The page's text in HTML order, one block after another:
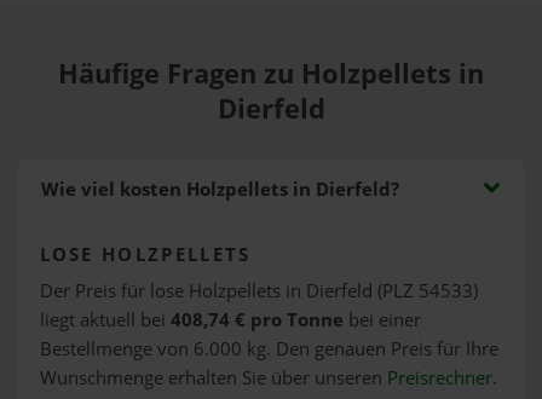
Häufige Fragen zu Holzpellets in
Dierfeld
Wie viel kosten Holzpellets in Dierfeld?
LOSE HOLZPELLETS
Der Preis für lose Holzpellets in Dierfeld (PLZ 54533)
liegt aktuell bei 408,74 € pro Tonne bei einer
Bestellmenge von 6.000 kg. Den genauen Preis für Ihre
Wunschmenge erhalten Sie über unseren Preisrechner.